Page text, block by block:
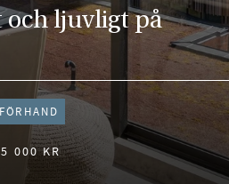
ljuvligt på
000 KR